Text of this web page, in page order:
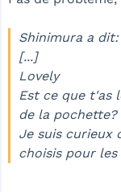
Shinimura a dit:
[...]
Lovely
Est ce que t'as
de la pochette?
Je suis curieux
choisis pour les